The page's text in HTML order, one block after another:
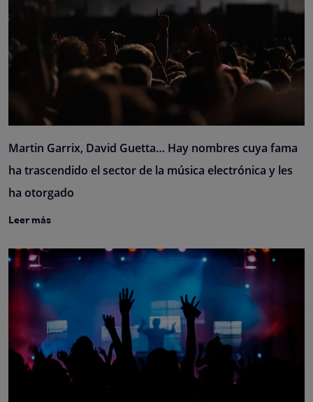
Martin Garrix, David Guetta… Hay nombres cuya fama
ha trascendido el sector de la música electrónica y les
ha otorgado
Leer más